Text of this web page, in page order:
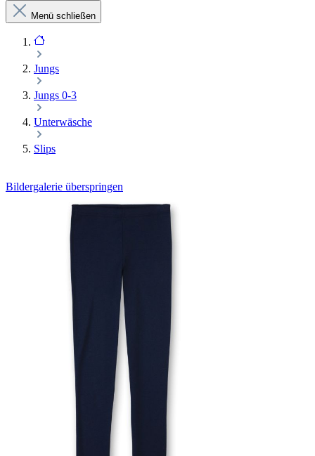
Menü schließen
Jungs
Jungs 0-3
Unterwäsche
Slips
Bildergalerie überspringen